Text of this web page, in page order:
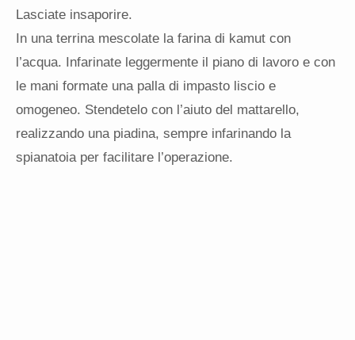
Lasciate insaporire.
In una terrina mescolate la farina di kamut con
l’acqua. Infarinate leggermente il piano di lavoro e con
le mani formate una palla di impasto liscio e
omogeneo. Stendetelo con l’aiuto del mattarello,
realizzando una piadina, sempre infarinando la
spianatoia per facilitare l’operazione.